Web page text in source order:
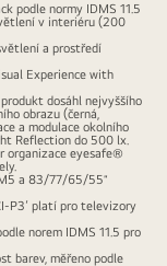
podle normy IDMS 11.5
v interiéru (200
a prostředí
Experience with
dosáhl nejvyššího
obrazu (černá,
a modulace okolního
Reflection do 500 lx.
organizace eyesafe®
a 83/77/65/55″
P3‘ platí pro televizory
norem IDMS 11.5 pro
barev, měřeno podle